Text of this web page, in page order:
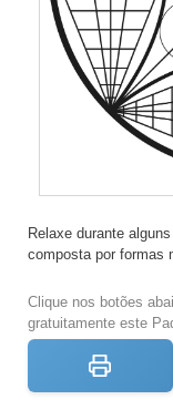
Relaxe durante
composta por formas
Clique nos botões
gratuitamente este